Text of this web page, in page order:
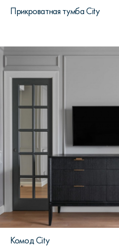
Прикроватная тумба City
Комод City